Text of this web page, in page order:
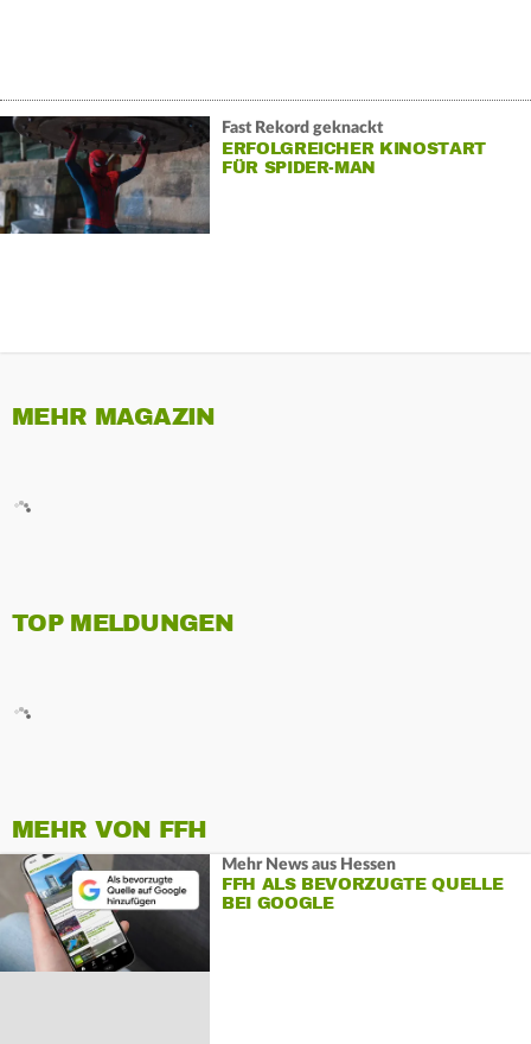
Fast Rekord geknackt
ERFOLGREICHER KINOSTART
FÜR SPIDER-MAN
MEHR MAGAZIN
TOP MELDUNGEN
MEHR VON FFH
Mehr News aus Hessen
FFH ALS BEVORZUGTE QUELLE
BEI GOOGLE